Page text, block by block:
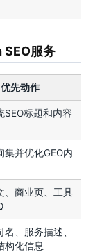
SEO服务
优先动作
SEO标题和内容
集并优化GEO内
、商业页、工具
名、服务描述、
构化信息